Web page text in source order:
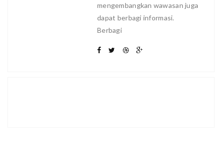
mengembangkan wawasan juga
dapat berbagi informasi.
Berbagi